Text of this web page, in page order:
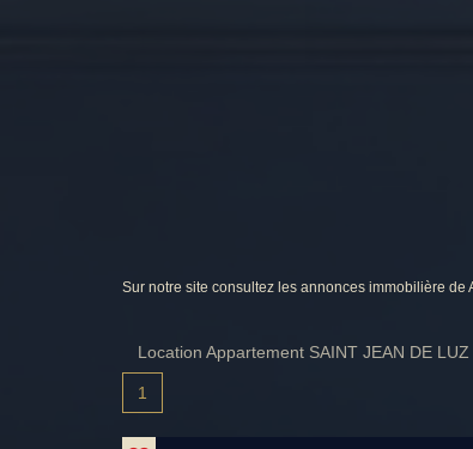
Sur notre site consultez les annonces immobilière de
Location Appartement SAINT JEAN DE LUZ
1